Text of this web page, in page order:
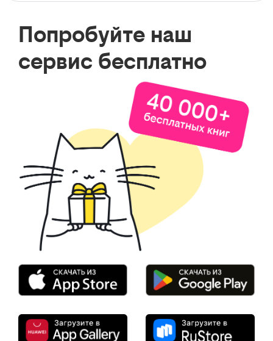
Попробуйте наш
сервис бесплатно